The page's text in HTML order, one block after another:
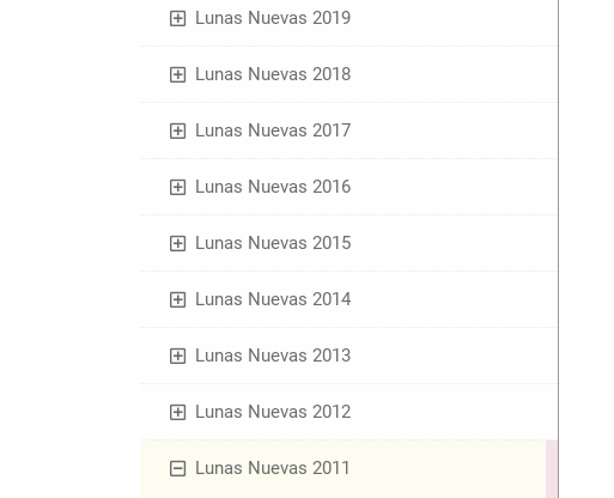
Lunas Nuevas 2019
Lunas Nuevas 2018
Lunas Nuevas 2017
Lunas Nuevas 2016
Lunas Nuevas 2015
Lunas Nuevas 2014
Lunas Nuevas 2013
Lunas Nuevas 2012
Lunas Nuevas 2011